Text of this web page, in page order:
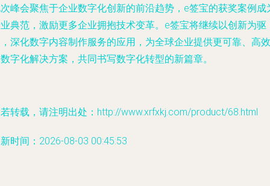
峰会聚焦于企业数字化创新的前沿趋势，e签宝的获奖案例成
典范，激励更多企业拥抱技术变革。e签宝将继续以创新为驱
深化数字内容制作服务的应用，为全球企业提供更可靠、高效
字化解决方案，共同书写数字化转型的新篇章。
转载，请注明出处：http://www.xrfxkj.com/product/68.html
时间：2026-08-03 00:45:53